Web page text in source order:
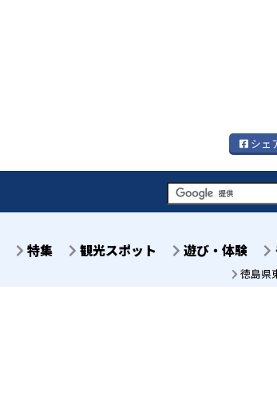
シェ
特集 観光スポット 遊び・体験
徳島県